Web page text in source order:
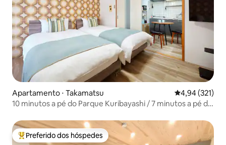
Apartamento ⋅ Takamatsu 4,94 de uma
4,94 (321)
10 minutos a pé do Parque Kuribayashi / 7 minutos a pé da
[harenoya20...
Entre os melhores preferidos dos hóspedes
Preferido dos hóspedes